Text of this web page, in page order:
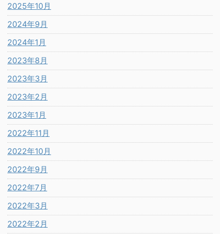
2025年10月
2024年9月
2024年1月
2023年8月
2023年3月
2023年2月
2023年1月
2022年11月
2022年10月
2022年9月
2022年7月
2022年3月
2022年2月